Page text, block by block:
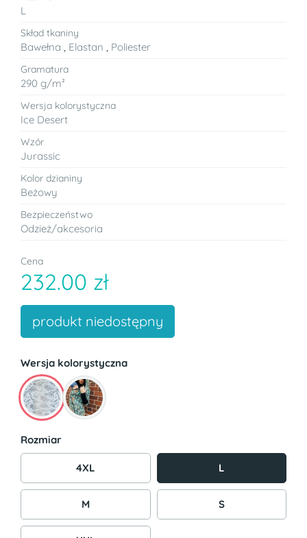
L
Skład tkaniny
Bawełna Elastan Poliester
Gramatura
290 g/m²
Wersja kolorystyczna
Ice Desert
Wzór
Jurassic
Kolor dzianiny
Beżowy
Bezpieczeństwo
Odzież/akcesoria
Cena
232.00 zł
produkt niedostępny
Wersja kolorystyczna
Rozmiar
4XL L
M S